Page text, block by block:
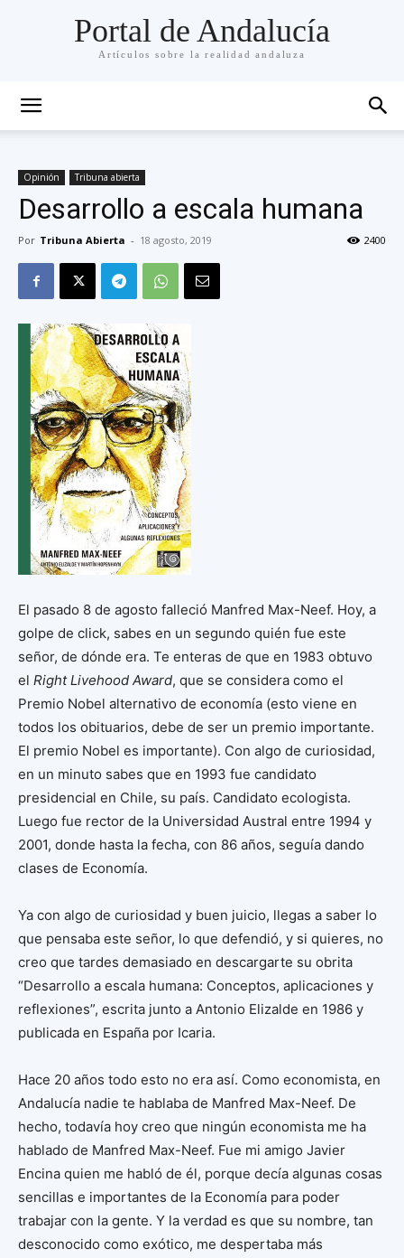
Portal de Andalucía
Artículos sobre la realidad andaluza
Opinión Tribuna abierta
Desarrollo a escala humana
Por Tribuna Abierta - 18 agosto, 2019 2400
El pasado 8 de agosto falleció Manfred Max-Neef. Hoy, a
golpe de click, sabes en un segundo quién fue este
señor, de dónde era. Te enteras de que en 1983 obtuvo
el Right Livehood Award, que se considera como el
Premio Nobel alternativo de economía (esto viene en
todos los obituarios, debe de ser un premio importante.
El premio Nobel es importante). Con algo de curiosidad,
en un minuto sabes que en 1993 fue candidato
presidencial en Chile, su país. Candidato ecologista.
Luego fue rector de la Universidad Austral entre 1994 y
2001, donde hasta la fecha, con 86 años, seguía dando
clases de Economía.
Ya con algo de curiosidad y buen juicio, llegas a saber lo
que pensaba este señor, lo que defendió, y si quieres, no
creo que tardes demasiado en descargarte su obrita
“Desarrollo a escala humana: Conceptos, aplicaciones y
reflexiones”, escrita junto a Antonio Elizalde en 1986 y
publicada en España por Icaria.
Hace 20 años todo esto no era así. Como economista, en
Andalucía nadie te hablaba de Manfred Max-Neef. De
hecho, todavía hoy creo que ningún economista me ha
hablado de Manfred Max-Neef. Fue mi amigo Javier
Encina quien me habló de él, porque decía algunas cosas
sencillas e importantes de la Economía para poder
trabajar con la gente. Y la verdad es que su nombre, tan
desconocido como exótico, me despertaba más